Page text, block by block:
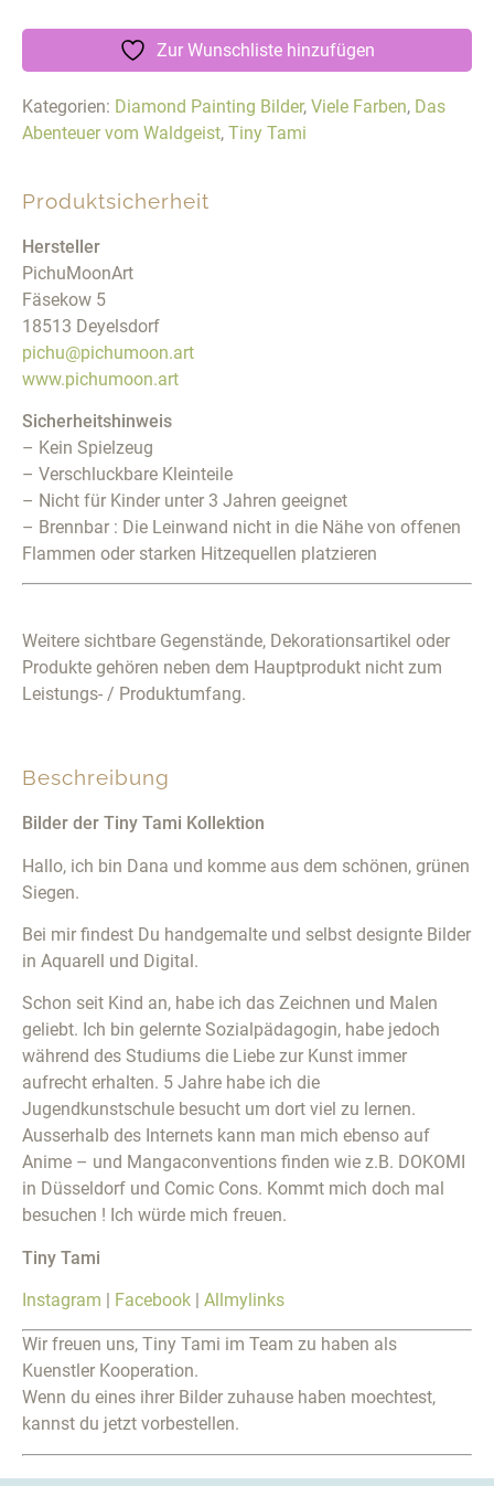
Zur Wunschliste hinzufügen
Kategorien: Diamond Painting Bilder, Viele Farben, Das
Abenteuer vom Waldgeist, Tiny Tami
Beschreibung
Bilder der Tiny Tami Kollektion
Hallo, ich bin Dana und komme aus dem schönen, grünen
Siegen.
Bei mir findest Du handgemalte und selbst designte Bilder
in Aquarell und Digital.
Schon seit Kind an, habe ich das Zeichnen und Malen
geliebt. Ich bin gelernte Sozialpädagogin, habe jedoch
während des Studiums die Liebe zur Kunst immer
aufrecht erhalten. 5 Jahre habe ich die
Jugendkunstschule besucht um dort viel zu lernen.
Ausserhalb des Internets kann man mich ebenso auf
Anime – und Mangaconventions finden wie z.B. DOKOMI
in Düsseldorf und Comic Cons. Kommt mich doch mal
besuchen ! Ich würde mich freuen.
Tiny Tami
Instagram | Facebook | Allmylinks
Wir freuen uns, Tiny Tami im Team zu haben als
Kuenstler Kooperation.
Wenn du eines ihrer Bilder zuhause haben moechtest,
kannst du jetzt vorbestellen.
Produktsicherheit
Hersteller
PichuMoonArt
Fäsekow 5
18513 Deyelsdorf
pichu@pichumoon.art
www.pichumoon.art
Sicherheitshinweis
– Kein Spielzeug
– Verschluckbare Kleinteile
– Nicht für Kinder unter 3 Jahren geeignet
– Brennbar : Die Leinwand nicht in die Nähe von offenen
Flammen oder starken Hitzequellen platzieren
Weitere sichtbare Gegenstände, Dekorationsartikel oder
Produkte gehören neben dem Hauptprodukt nicht zum
Leistungs- / Produktumfang.